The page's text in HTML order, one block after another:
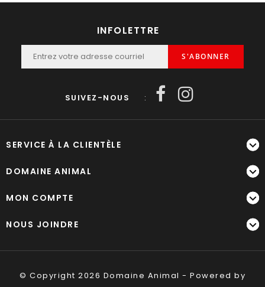
INFOLETTRE
S'ABONNER
SUIVEZ-NOUS :
SERVICE À LA CLIENTÈLE
DOMAINE ANIMAL
MON COMPTE
NOUS JOINDRE
© Copyright 2026 Domaine Animal - Powered by